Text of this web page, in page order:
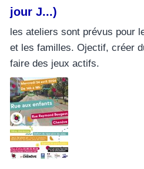
jour J...)
les ateliers sont prévus pour
et les familles. Ojectif, créer
faire des jeux actifs.